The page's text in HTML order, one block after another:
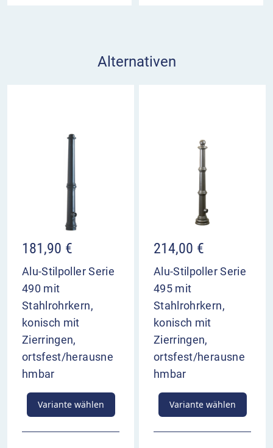
Alternativen
181,90 €
Alu-Stilpoller Serie
490 mit
Stahlrohrkern,
konisch mit
Zierringen,
ortsfest/herausne
hmbar
Variante wählen
214,00 €
Alu-Stilpoller Serie
495 mit
Stahlrohrkern,
konisch mit
Zierringen,
ortsfest/herausne
hmbar
Variante wählen